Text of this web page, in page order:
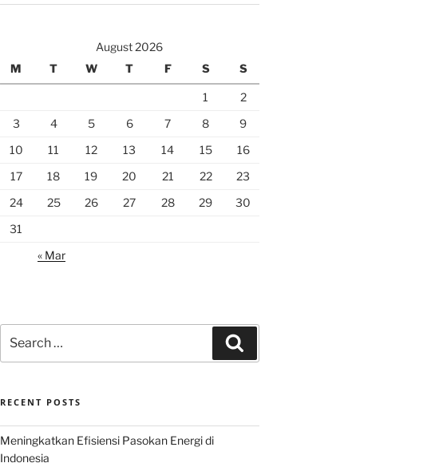
August 2026
M
T W T F S S
1
2
3
4 5 6 7 8
9
10
11 12 13 14 15
16
17
18 19 20 21 22
23
24
25 26 27 28 29
30
31
« Mar
for:
RECENT POSTS
Meningkatkan Efisiensi Pasokan Energi di
Indonesia